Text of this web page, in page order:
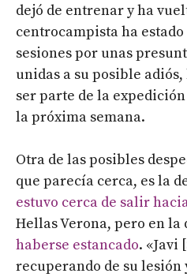
dejó de entrenar y ha
centrocampista ha
sesiones por unas
unidas a su posible
ser parte de la
la próxima semana.
Otra de las posibles
que parecía cerca, es la
estuvo cerca de salir
Hellas Verona, pero en la
haberse estancado. «Javi
recuperando de su lesión